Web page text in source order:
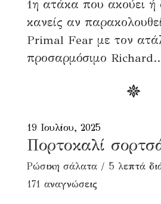
1η ατάκα που ακούει ή
κανείς αν
Primal Fear με τον
προσαρμόσιμο
19 Ιουλίου, 2025
Πορτοκαλί
Ρώσικη σάλατα
5 λεπτά
171 αναγνώσεις